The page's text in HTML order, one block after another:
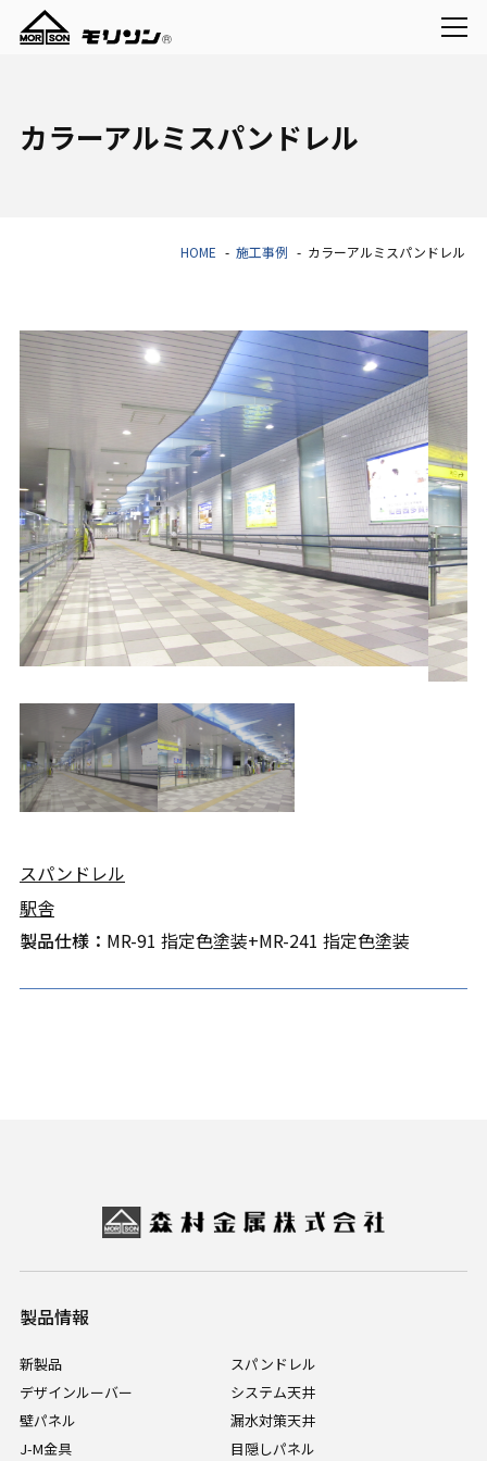
カラーアルミスパンドレル
HOME 施工事例 カラーアルミスパンドレル
スパンドレル
駅舎
製品仕様： MR-91 指定色塗装+MR-241 指定色塗装
製品情報
新製品
スパンドレル
デザインルーバー
システム天井
壁パネル
漏水対策天井
J-M金具
目隠しパネル